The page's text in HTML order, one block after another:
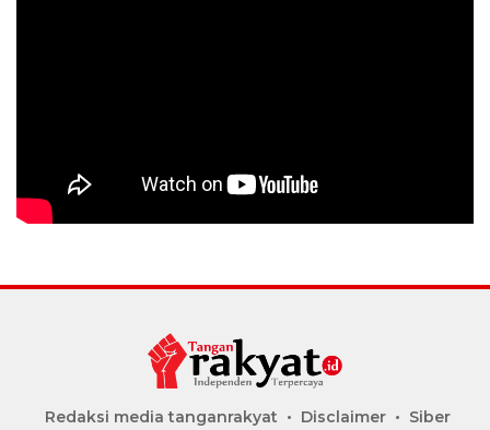
Redaksi media tanganrakyat Disclaimer Siber